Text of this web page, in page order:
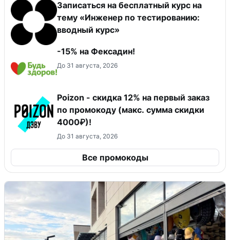
Записаться на бесплатный курс на
тему «Инженер по тестированию:
вводный курс»
-15% на Фексадин!
До 31 августа, 2026
Poizon - скидка 12% на первый заказ
по промокоду (макс. сумма скидки
4000₽)!
До 31 августа, 2026
Все промокоды